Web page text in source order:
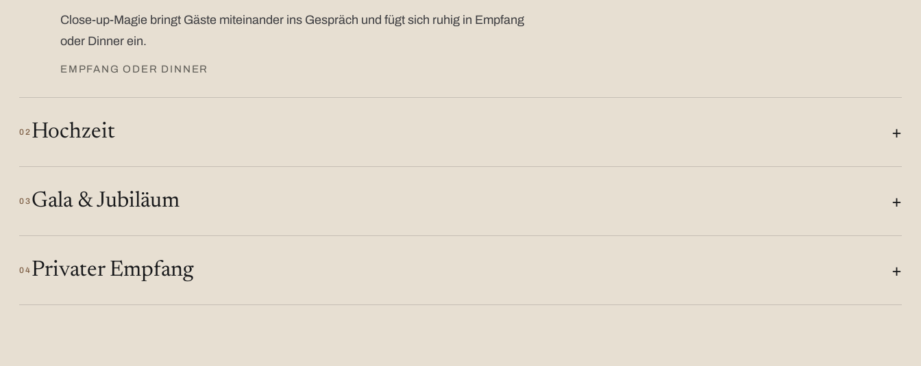
Close-up-Magie bringt Gäste miteinander ins Gespräch und fügt sich ruhig in Empfang
oder Dinner ein.
EMPFANG ODER DINNER
02 Hochzeit
03 Gala & Jubiläum
04 Privater Empfang